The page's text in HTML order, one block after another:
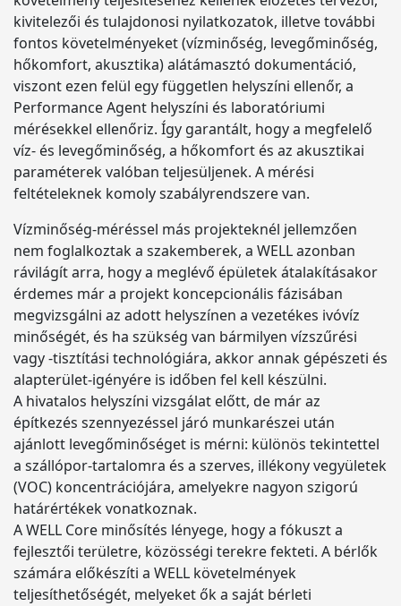
kivitelezői és tulajdonosi nyilatkozatok, illetve további
fontos követelményeket (vízminőség, levegőminőség,
hőkomfort, akusztika) alátámasztó dokumentáció,
viszont ezen felül egy független helyszíni ellenőr, a
Performance Agent helyszíni és laboratóriumi
mérésekkel ellenőriz. Így garantált, hogy a megfelelő
víz- és levegőminőség, a hőkomfort és az akusztikai
paraméterek valóban teljesüljenek. A mérési
feltételeknek komoly szabályrendszere van.
Vízminőség-méréssel más projekteknél jellemzően
nem foglalkoztak a szakemberek, a WELL azonban
rávilágít arra, hogy a meglévő épületek átalakításakor
érdemes már a projekt koncepcionális fázisában
megvizsgálni az adott helyszínen a vezetékes ivóvíz
minőségét, és ha szükség van bármilyen vízszűrési
vagy -tisztítási technológiára, akkor annak gépészeti és
alapterület-igényére is időben fel kell készülni.
A hivatalos helyszíni vizsgálat előtt, de már az
építkezés szennyezéssel járó munkarészei után
ajánlott levegőminőséget is mérni: különös tekintettel
a szállópor-tartalomra és a szerves, illékony vegyületek
(VOC) koncentrációjára, amelyekre nagyon szigorú
határértékek vonatkoznak.
A WELL Core minősítés lényege, hogy a fókuszt a
fejlesztői területre, közösségi terekre fekteti. A bérlők
számára előkészíti a WELL követelmények
teljesíthetőségét, melyeket ők a saját bérleti